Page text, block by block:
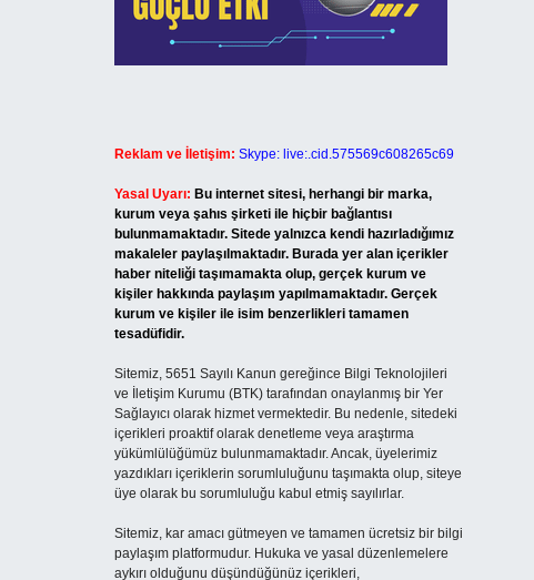
Reklam ve İletişim: Skype: live:.cid.575569c608265c69
Yasal Uyarı: Bu internet sitesi, herhangi bir marka,
kurum veya şahıs şirketi ile hiçbir bağlantısı
bulunmamaktadır. Sitede yalnızca kendi hazırladığımız
makaleler paylaşılmaktadır. Burada yer alan içerikler
haber niteliği taşımamakta olup, gerçek kurum ve
kişiler hakkında paylaşım yapılmamaktadır. Gerçek
kurum ve kişiler ile isim benzerlikleri tamamen
tesadüfidir.
Sitemiz, 5651 Sayılı Kanun gereğince Bilgi Teknolojileri
ve İletişim Kurumu (BTK) tarafından onaylanmış bir Yer
Sağlayıcı olarak hizmet vermektedir. Bu nedenle, sitedeki
içerikleri proaktif olarak denetleme veya araştırma
yükümlülüğümüz bulunmamaktadır. Ancak, üyelerimiz
yazdıkları içeriklerin sorumluluğunu taşımakta olup, siteye
üye olarak bu sorumluluğu kabul etmiş sayılırlar.
Sitemiz, kar amacı gütmeyen ve tamamen ücretsiz bir bilgi
paylaşım platformudur. Hukuka ve yasal düzenlemelere
aykırı olduğunu düşündüğünüz içerikleri,